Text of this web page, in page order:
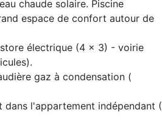
chaude solaire. Piscine
espace de confort autour de
électrique (4 x 3) - voirie
gaz à condensation (
dans l'appartement indépendant (